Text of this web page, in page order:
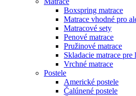
Boxspring matrace
Matrace vhodné pro
Matracové sety
Penové matrace
Pružinové matrace
Skladacie matrace pre
Vrchné matrace
Postele
Americké postele
Čalúnené postele